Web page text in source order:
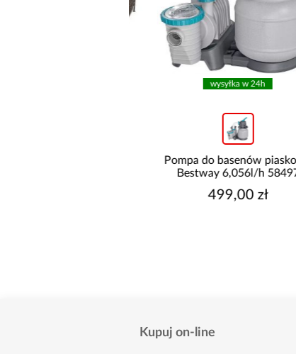
wysyłka w 24h
Pompa do basenów piaskowa
Bestway 6,056l/h 58497
499,00 zł
Kupuj on-line